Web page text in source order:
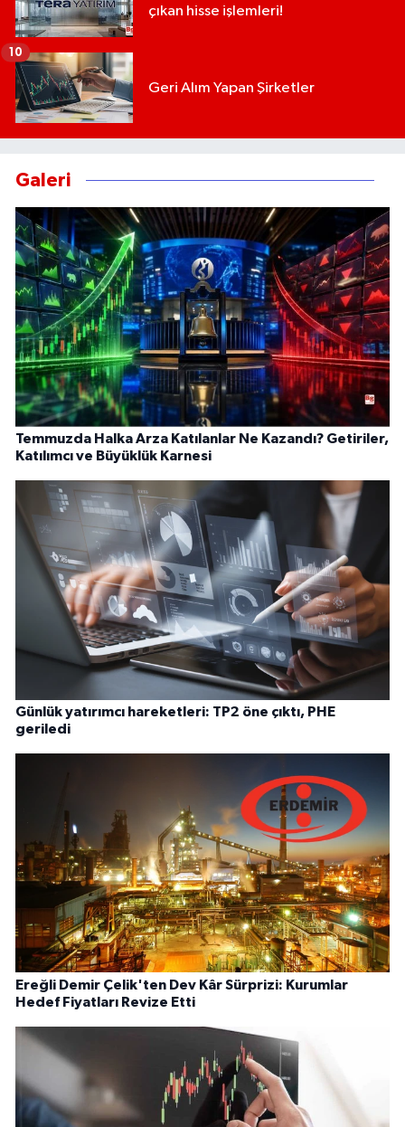
çıkan hisse işlemleri!
Geri Alım Yapan Şirketler
10
Galeri
Temmuzda Halka Arza Katılanlar Ne Kazandı? Getiriler,
Katılımcı ve Büyüklük Karnesi
Günlük yatırımcı hareketleri: TP2 öne çıktı, PHE
geriledi
Ereğli Demir Çelik'ten Dev Kâr Sürprizi: Kurumlar
Hedef Fiyatları Revize Etti